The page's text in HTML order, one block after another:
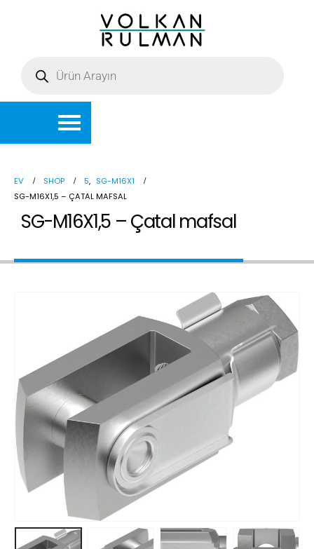
EV SHOP 5, SG-M16X1
SG-M16X1,5 – ÇATAL MAFSAL
SG-M16X1,5 – Çatal mafsal